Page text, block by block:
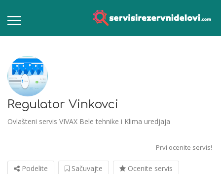
Regulator Vinkovci
Ovlašteni servis VIVAX Bele tehnike i Klima uredjaja
Prvi ocenite servis!
Podelite Sačuvajte Ocenite servis